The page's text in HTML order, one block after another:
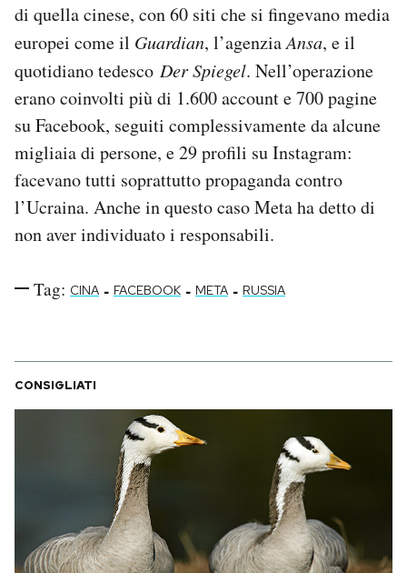
di quella cinese, con 60 siti che si fingevano media
europei come il Guardian, l’agenziaAnsa, e il
quotidiano tedesco Der Spiegel. Nell’operazione
erano coinvolti più di 1.600 account e 700 pagine
su Facebook, seguiti complessivamente da alcune
migliaia di persone, e 29 profili su Instagram:
facevano tutti soprattutto propaganda contro
l’Ucraina. Anche in questo caso Meta ha detto di
non aver individuato i responsabili.
Tag: CINA - FACEBOOK - META - RUSSIA
CONSIGLIATI